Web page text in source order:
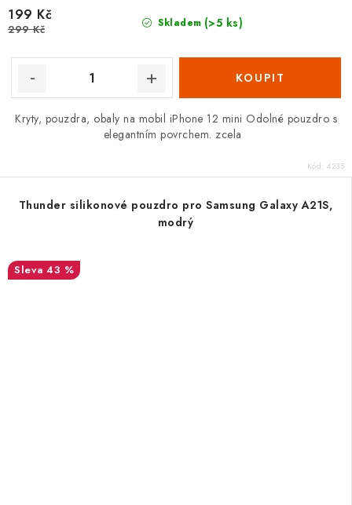
Skladem (>5 ks)
199 Kč
299 Kč
Kryty, pouzdra, obaly na mobil iPhone 12 mini Odolné pouzdro s
elegantním povrchem. zcela
Kód: 4235
Thunder silikonové pouzdro pro Samsung Galaxy A21S,
modrý
43 %